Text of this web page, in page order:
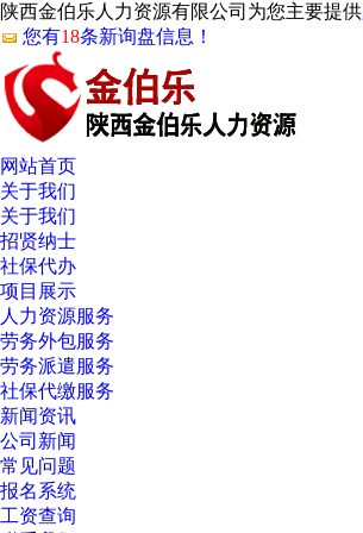
陕西金伯乐人力资源有限公司为您主要提供
您有18条新询盘信息！
网站首页
关于我们
关于我们
招贤纳士
社保代办
项目展示
人力资源服务
劳务外包服务
劳务派遣服务
社保代缴服务
新闻资讯
公司新闻
常见问题
报名系统
工资查询